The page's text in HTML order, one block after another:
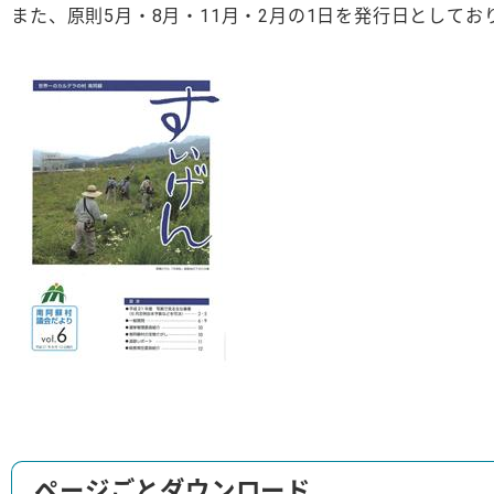
また、原則5月・8月・11月・2月の1日を発行日としてお